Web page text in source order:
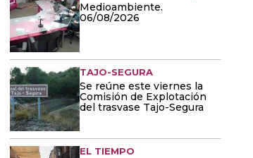
Medioambiente.
06/08/2026
TAJO-SEGURA
Se reúne este viernes la
Comisión de Explotación
del trasvase Tajo-Segura
EL TIEMPO